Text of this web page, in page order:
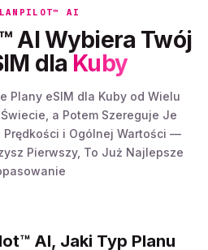
AI
AI Wybiera Twój
dla Kuby
Plany eSIM dla Kuby od Wielu
a Potem Szereguje Je
Prędkości i Ogólnej Wartości —
Pierwszy, To Już Najlepsze
AI, Jaki Typ Planu